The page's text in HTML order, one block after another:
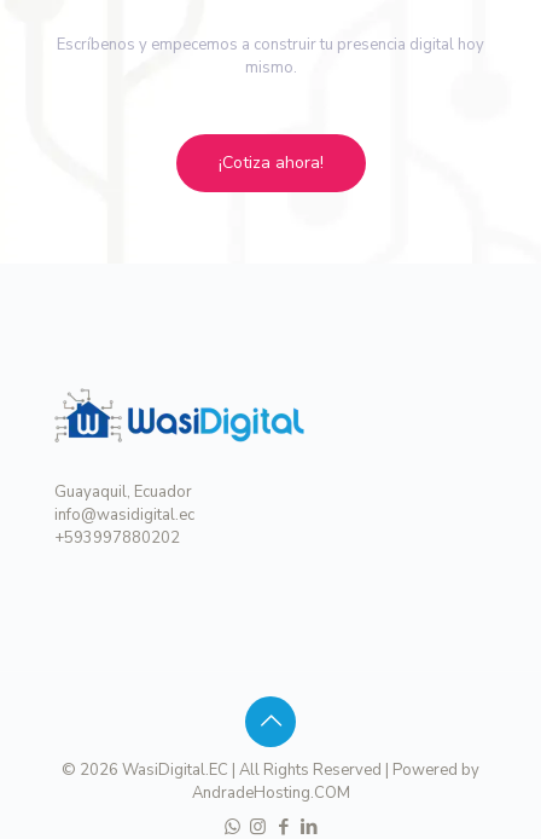
Escríbenos y empecemos a construir tu presencia digital hoy
mismo.
¡Cotiza ahora!
Guayaquil, Ecuador
info@wasidigital.ec
+593997880202
© 2026 WasiDigital.EC | All Rights Reserved | Powered by
AndradeHosting.COM